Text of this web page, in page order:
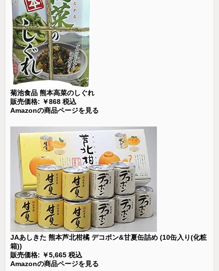
菊池食品 熊本高菜のしぐれ
販売価格: ￥868 税込
Amazonの商品ページを見る
JAあしきた 熊本芦北柑橘 デコポン&甘夏缶詰め (10缶入り(化粧
箱))
販売価格: ￥5,665 税込
Amazonの商品ページを見る